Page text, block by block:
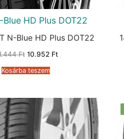
HD Plus DOT22
N-Blue HD Plus DOT22
Ft Original
was:
41.444 Ft.
10.952 FtCurrent
Kosárba teszem